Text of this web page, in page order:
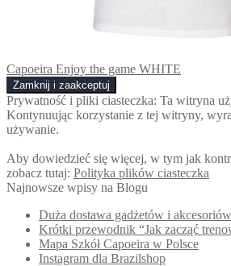
Capoeira Enjoy the game WHITE
Prywatność i pliki ciasteczka: Ta witryna
Kontynuując korzystanie z tej witryny,
używanie.
Aby dowiedzieć się więcej, w tym jak
zobacz tutaj: Polityka plików ciasteczka
Najnowsze wpisy na Blogu
Duża dostawa gadżetów i
Krótki przewodnik “Jak zacząć
Mapa Szkół Capoeira w Polsce
Instagram dla Brazilshop